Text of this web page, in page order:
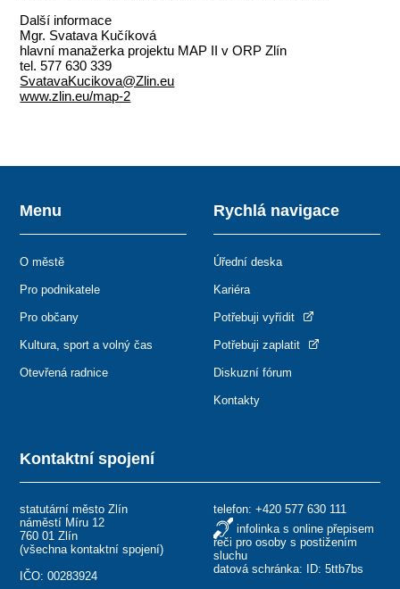
Další informace
Mgr. Svatava Kučíková
hlavní manažerka projektu MAP II v ORP Zlín
tel. 577 630 339
SvatavaKucikova@Zlin.eu
www.zlin.eu/map-2
Kontaktní spojení
statutární město Zlín
náměstí Míru 12
760 01 Zlín
(všechna kontaktní spojení)
IČO: 00283924
telefon: +420 577 630 111
infolinka s online přepisem
řeči pro osoby s postižením
sluchu
datová schránka: ID: 5ttb7bs
Menu
O městě
Pro podnikatele
Pro občany
Kultura, sport a volný čas
Otevřená radnice
Rychlá navigace
Úřední deska
Kariéra
Potřebuji vyřídit
Potřebuji zaplatit
Diskuzní fórum
Kontakty